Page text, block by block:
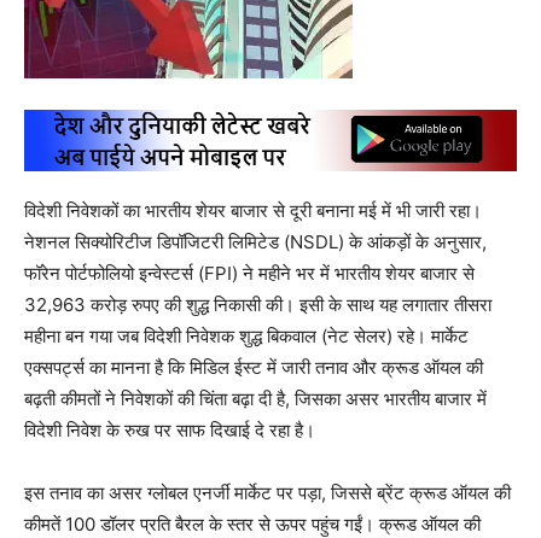
विदेशी निवेशकों का भारतीय शेयर बाजार से दूरी बनाना मई में भी जारी रहा।
नेशनल सिक्योरिटीज डिपॉजिटरी लिमिटेड (NSDL) के आंकड़ों के अनुसार,
फॉरेन पोर्टफोलियो इन्वेस्टर्स (FPI) ने महीने भर में भारतीय शेयर बाजार से
32,963 करोड़ रुपए की शुद्ध निकासी की। इसी के साथ यह लगातार तीसरा
महीना बन गया जब विदेशी निवेशक शुद्ध बिकवाल (नेट सेलर) रहे। मार्केट
एक्सपर्ट्स का मानना है कि मिडिल ईस्ट में जारी तनाव और क्रूड ऑयल की
बढ़ती कीमतों ने निवेशकों की चिंता बढ़ा दी है, जिसका असर भारतीय बाजार में
विदेशी निवेश के रुख पर साफ दिखाई दे रहा है।
इस तनाव का असर ग्लोबल एनर्जी मार्केट पर पड़ा, जिससे ब्रेंट क्रूड ऑयल की
कीमतें 100 डॉलर प्रति बैरल के स्तर से ऊपर पहुंच गईं। क्रूड ऑयल की